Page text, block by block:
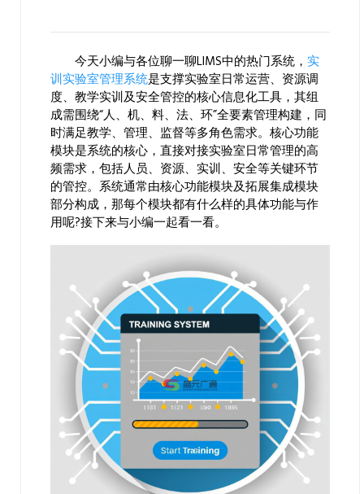
今天小编与各位聊一聊LIMS中的热门系统， 实
训实验室管理系统是支撑实验室日常运营、资源调
度、教学实训及安全管控的核心信息化工具，其组
成需围绕“人、机、料、法、环”全要素管理构建，同
时满足教学、管理、监督等多角色需求。核心功能
模块是系统的核心，直接对接实验室日常管理的高
频需求，包括人员、资源、实训、安全等关键环节
的管控。系统通常由核心功能模块及拓展集成模块
部分构成，那每个模块都有什么样的具体功能与作
用呢?接下来与小编一起看一看。